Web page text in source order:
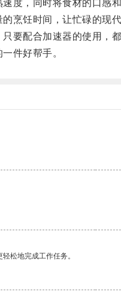
，同时将食材的口感和
饪时间，让忙碌的现代
配合加速器的使用，都
件好帮手。
松地完成工作任务。